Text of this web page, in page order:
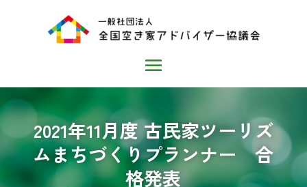
2021年11月度 古民家ツーリズ
ムまちづくりプランナー 合
格発表